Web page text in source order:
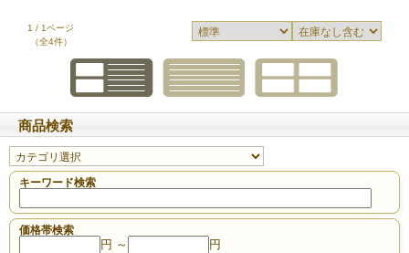
1 / 1ページ
（全4件）
商品検索
キーワード検索
価格帯検索
円 ～ 円